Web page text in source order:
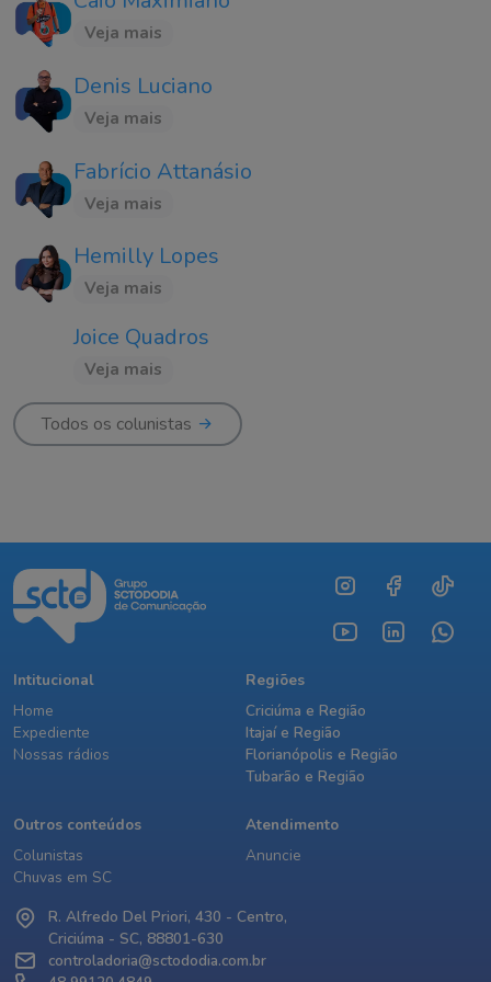
Veja mais
Denis Luciano
Veja mais
Fabrício Attanásio
Veja mais
Hemilly Lopes
Veja mais
Joice Quadros
Veja mais
Todos os colunistas
Intitucional
Home
Expediente
Nossas rádios
Regiões
Criciúma e Região
Itajaí e Região
Florianópolis e Região
Tubarão e Região
Outros conteúdos
Colunistas
Chuvas em SC
Atendimento
Anuncie
R. Alfredo Del Priori, 430 - Centro,
Criciúma - SC, 88801-630
controladoria@sctododia.com.br